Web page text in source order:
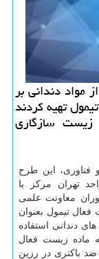
مواد دندانی بر
تهیه كردند
سازگاری
فناوری، این طرح
تهران مرکز با
معاونت علمی
فعال تیمول بعنوان
دندانی استفاده
ماده زیست فعال
باکتری در رزین